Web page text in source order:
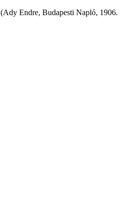
(Ady Endre, Budapesti Napló, 1906.